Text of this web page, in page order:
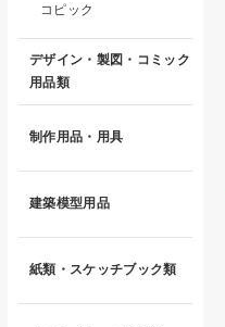
コピック
デザイン・製図・コミック
用品類
制作用品・用具
建築模型用品
紙類・スケッチブック類